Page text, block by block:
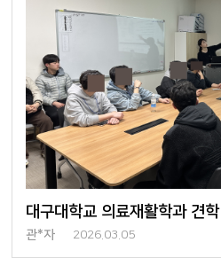
대구대학교 의료재활학과 견학
관*자 2026.03.05